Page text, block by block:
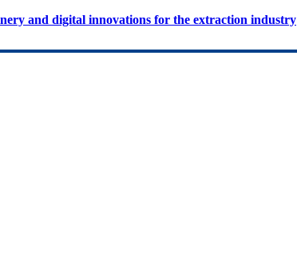
and digital innovations for the extraction industry